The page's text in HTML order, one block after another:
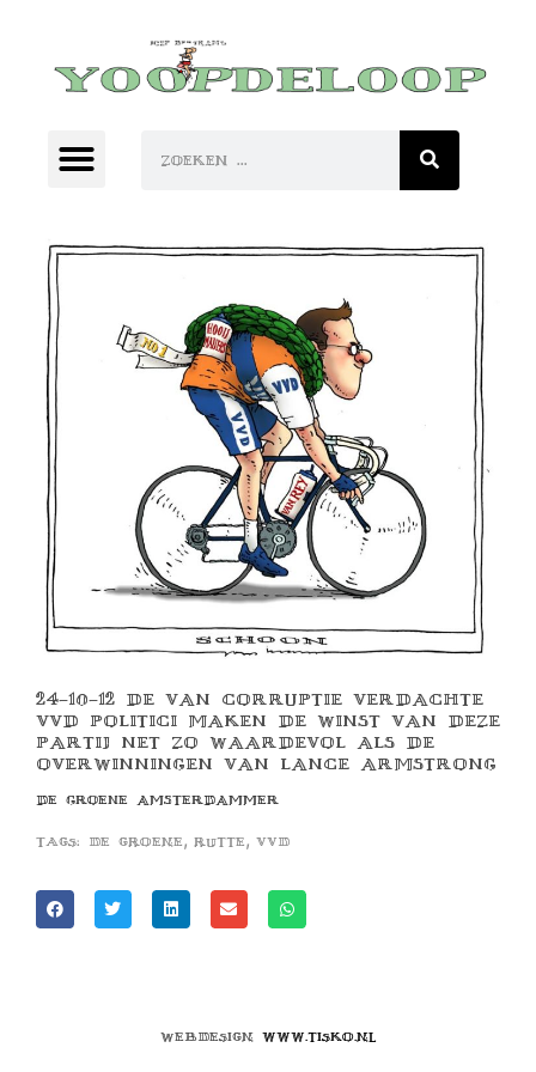
24-10-12 DE VAN CORRUPTIE VERDACHTE
VVD POLITICI MAKEN DE WINST VAN DEZE
PARTIJ NET ZO WAARDEVOL ALS DE
OVERWINNINGEN VAN LANCE ARMSTRONG
DE GROENE AMSTERDAMMER
Tags: de groene, rutte, vvd
Webdesign www.tisko.nl